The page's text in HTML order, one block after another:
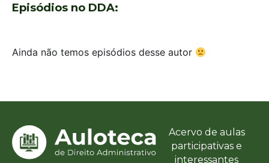
Episódios no DDA:
Ainda não temos episódios desse autor
Acervo de aulas
participativas e
interessantes